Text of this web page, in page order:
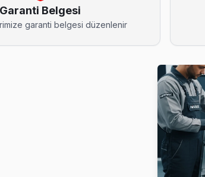
Tamiri →
Servis
TV teknisyeniniz ortalama 90 dakikada
Evleri bölgesi dahil tüm hizmet alanımızda
TV kullanıcılarına ikinci el cihaz alırken de
Garanti Belgesi
garanti belgesi düzenlenir